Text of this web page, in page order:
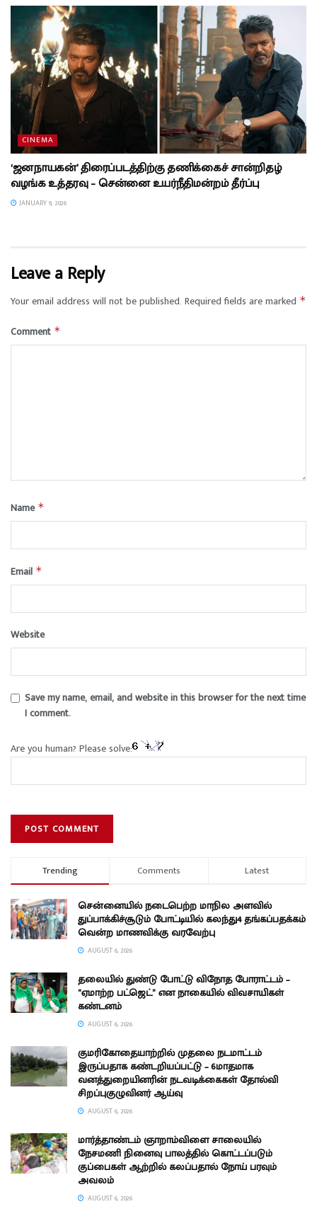
CINEMA
‘ஜனநாயகன்’ திரைப்படத்திற்கு தணிக்கைச் சான்றிதழ்
வழங்க உத்தரவு – சென்னை உயர்நீதிமன்றம் தீர்ப்பு
JANUARY 9, 2026
Leave a Reply
Your email address will not be published. Required fields are marked *
Comment *
Name *
Email *
Website
Save my name, email, and website in this browser for the next time
I comment.
Are you human? Please solve:
Trending Comments Latest
சென்னையில் நடைபெற்ற மாநில அளவில்
துப்பாக்கிச்சூடும் போட்டியில் கலந்து4 தங்கப்பதக்கம்
வென்ற மாணவிக்கு வரவேற்பு
AUGUST 6, 2026
தலையில் துண்டு போட்டு விநோத போராட்டம் –
“ஏமாற்ற பட்ஜெட்” என நாகையில் விவசாயிகள்
கண்டனம்
AUGUST 6, 2026
குமரிகோதையாற்றில் முதலை நடமாட்டம்
இருப்பதாக கண்டறியப்பட்டு – 6மாதமாக
வனத்துறையினரின் நடவடிக்கைகள் தோல்வி
சிறப்புகுழுவினர் ஆய்வு
AUGUST 6, 2026
மார்த்தாண்டம் ஞாறாம்விளை சாலையில்
நேசமணி நினைவு பாலத்தில் கொட்டப்படும்
குப்பைகள் ஆற்றில் கலப்பதால் நோய் பரவும்
அவலம்
AUGUST 6, 2026